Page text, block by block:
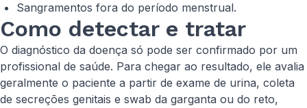
Sangramentos fora do período menstrual.
Como detectar e tratar
O diagnóstico da doença só pode ser confirmado por um
profissional de saúde. Para chegar ao resultado, ele avalia
geralmente o paciente a partir de exame de urina, coleta
de secreções genitais e swab da garganta ou do reto,